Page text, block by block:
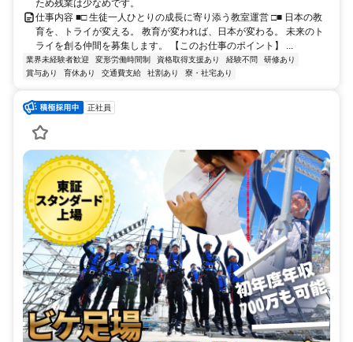
ため残業は少なめです。
仕事内容 ■□ 生徒一人ひとりの成長に寄り添う教室運営 □■ 日本の教
育を、トライが変える。 教育が変われば、日本が変わる。 未来のト
ライを創る仲間を募集します。 【このお仕事のポイント】 ...
業界未経験者歓迎 変形労働時間制 資格取得支援あり 経験不問
研修あり
賞与あり
育休あり 交通費支給 社割あり 寮・社宅あり
正社員